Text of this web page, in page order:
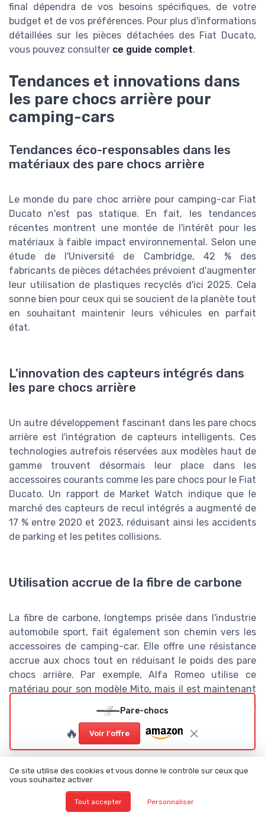
final dépendra de vos besoins spécifiques, de votre
budget et de vos préférences. Pour plus d'informations
détaillées sur les pièces détachées des Fiat Ducato,
vous pouvez consulter ce guide complet.
Tendances et innovations dans
les pare chocs arrière pour
camping-cars
Tendances éco-responsables dans les
matériaux des pare chocs arrière
Le monde du pare choc arrière pour camping-car Fiat
Ducato n'est pas statique. En fait, les tendances
récentes montrent une montée de l'intérêt pour les
matériaux à faible impact environnemental. Selon une
étude de l'Université de Cambridge, 42 % des
fabricants de pièces détachées prévoient d'augmenter
leur utilisation de plastiques recyclés d'ici 2025. Cela
sonne bien pour ceux qui se soucient de la planète tout
en souhaitant maintenir leurs véhicules en parfait
état.
L'innovation des capteurs intégrés dans
les pare chocs arrière
Un autre développement fascinant dans les pare chocs
arrière est l'intégration de capteurs intelligents. Ces
technologies autrefois réservées aux modèles haut de
gamme trouvent désormais leur place dans les
accessoires courants comme les pare chocs pour le Fiat
Ducato. Un rapport de Market Watch indique que le
marché des capteurs de recul intégrés a augmenté de
17 % entre 2020 et 2023, réduisant ainsi les accidents
de parking et les petites collisions.
Utilisation accrue de la fibre de carbone
La fibre de carbone, longtemps prisée dans l'industrie
automobile sport, fait également son chemin vers les
accessoires de camping-car. Elle offre une résistance
accrue aux chocs tout en réduisant le poids des pare
chocs arrière. Par exemple, Alfa Romeo utilise ce
matériau pour son modèle Mito, mais il est maintenant
de plus en plus commun pour les véhicules utilitaires
comme le Fiat Ducato, le Peugeot Boxer et le Citroën
Jumper.
Pollinisation croisée des designs
Ne soyez pas surpris si votre prochain pare choc arrière
Pare-chocs
🔥 Voir l'offre
Ce site utilise des cookies et vous donne le contrôle sur ceux que
vous souhaitez activer
Tout accepter Personnaliser